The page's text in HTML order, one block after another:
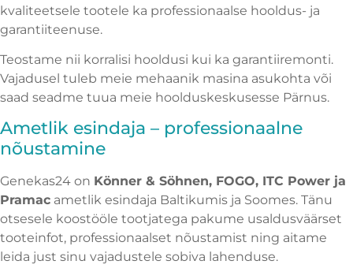
kvaliteetsele tootele ka professionaalse hooldus- ja
garantiiteenuse.
Teostame nii korralisi hooldusi kui ka garantiiremonti.
Vajadusel tuleb meie mehaanik masina asukohta või
saad seadme tuua meie hoolduskeskusesse Pärnus.
Ametlik esindaja – professionaalne
nõustamine
Genekas24 on Könner & Söhnen, FOGO, ITC Power ja
Pramac ametlik esindaja Baltikumis ja Soomes. Tänu
otsesele koostööle tootjatega pakume usaldusväärset
tooteinfot, professionaalset nõustamist ning aitame
leida just sinu vajadustele sobiva lahenduse.